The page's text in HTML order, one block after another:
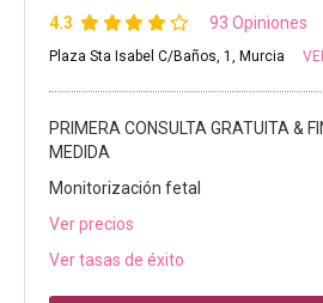
4.3 93 Opiniones
Plaza Sta Isabel C/Baños, 1, Murcia
PRIMERA CONSULTA GRATUITA &
MEDIDA
Monitorización fetal
Ver precios
Ver tasas de éxito